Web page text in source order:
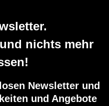
nichts mehr
Newsletter und
und Angebote